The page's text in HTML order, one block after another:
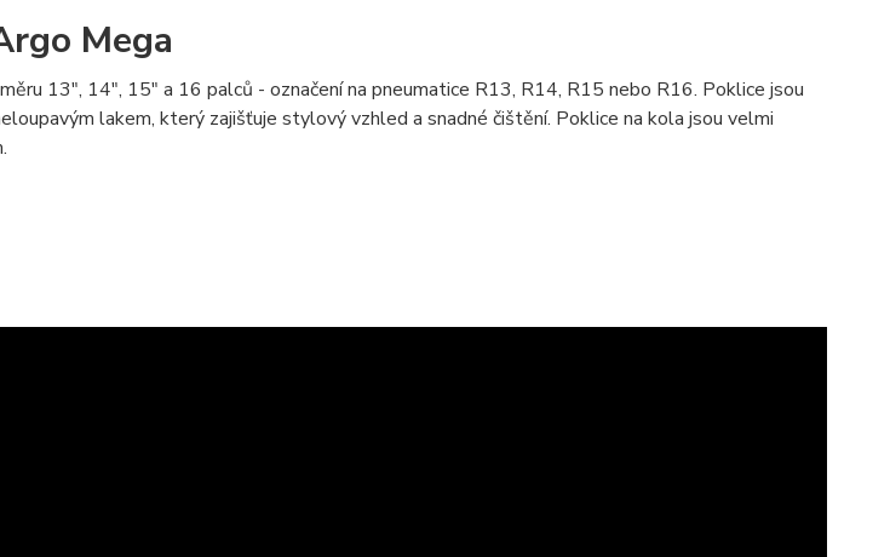
Mega
13", 14", 15" a 16 palců - označení na pneumatice R13, R14, R15 nebo R16. Poklice jsou
lakem, který zajišťuje stylový vzhled a snadné čištění. Poklice na kola jsou velmi